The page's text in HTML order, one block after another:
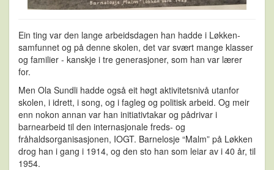
Ein ting var den lange arbeidsdagen han hadde i Løkken-
samfunnet og på denne skolen, det var svært mange klasser
og familier - kanskje i tre generasjoner, som han var lærer
for.
Men Ola Sundli hadde også eit høgt aktivitetsnivå utanfor
skolen, i idrett, i song, og i fagleg og politisk arbeid. Og meir
enn nokon annan var han initiativtakar og pådrivar i
barnearbeid til den internasjonale freds- og
fråhaldsorganisasjonen, IOGT. Barnelosje “Malm” på Løkken
drog han i gang i 1914, og den sto han som leiar av i 40 år, til
1954.